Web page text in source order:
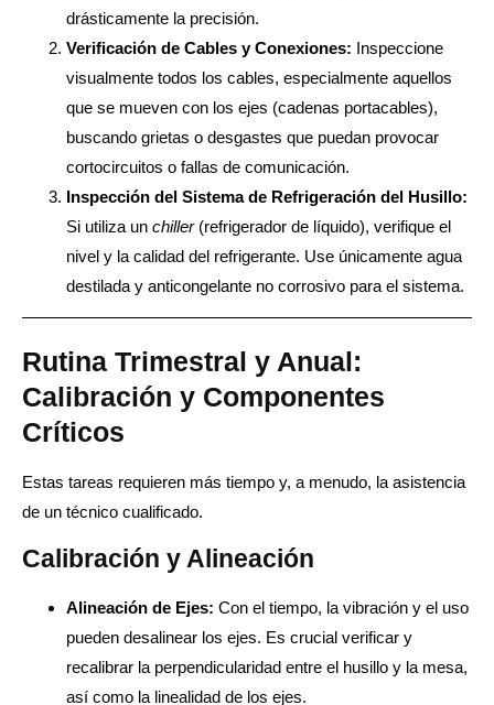
drásticamente la precisión.
Verificación de Cables y Conexiones: Inspeccione
visualmente todos los cables, especialmente aquellos
que se mueven con los ejes (cadenas portacables),
buscando grietas o desgastes que puedan provocar
cortocircuitos o fallas de comunicación.
Inspección del Sistema de Refrigeración del Husillo:
Si utiliza un chiller(refrigerador de líquido), verifique el
nivel y la calidad del refrigerante. Use únicamente agua
destilada y anticongelante no corrosivo para el sistema.
Rutina Trimestral y Anual:
Calibración y Componentes
Críticos
Estas tareas requieren más tiempo y, a menudo, la asistencia
de un técnico cualificado.
Calibración y Alineación
Alineación de Ejes: Con el tiempo, la vibración y el uso
pueden desalinear los ejes. Es crucial verificar y
recalibrar la perpendicularidad entre el husillo y la mesa,
así como la linealidad de los ejes.